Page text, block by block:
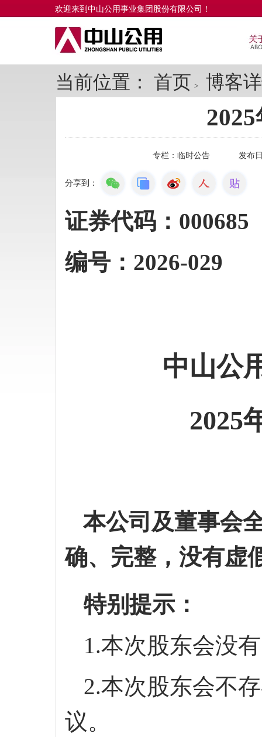
欢迎来到中山公用事业集团股份有限公司！
当前位置： 首页 > 博客
专栏： 临时公告 发布
分享到：
证券代码：
编号： 2026-029
中山公
2025
本公司及董事会
确、完整，没有虚
特别提示：
1.本次股东会没
2.本次股东会不
议。